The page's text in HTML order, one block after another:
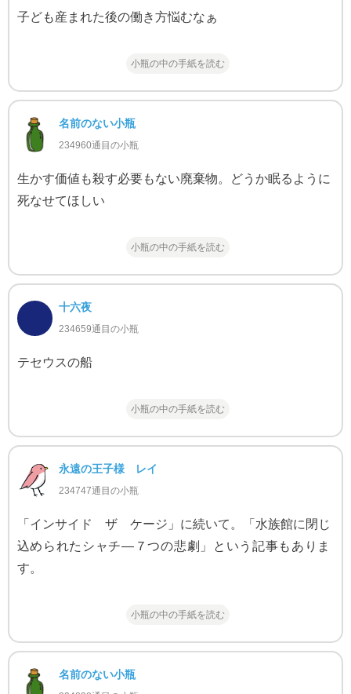
子ども産まれた後の働き方悩むなぁ
小瓶の中の手紙を読む
名前のない小瓶
234960通目の小瓶
生かす価値も殺す必要もない廃棄物。どうか眠るように
死なせてほしい
小瓶の中の手紙を読む
十六夜
234659通目の小瓶
テセウスの船
小瓶の中の手紙を読む
永遠の王子様 レイ
234747通目の小瓶
「インサイド ザ ケージ」に続いて。「水族館に閉じ
込められたシャチ―７つの悲劇」という記事もありま
す。
小瓶の中の手紙を読む
名前のない小瓶